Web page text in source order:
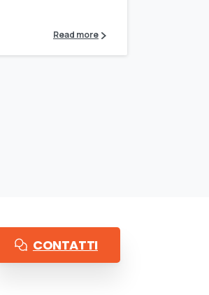
Read more
CONTATTI